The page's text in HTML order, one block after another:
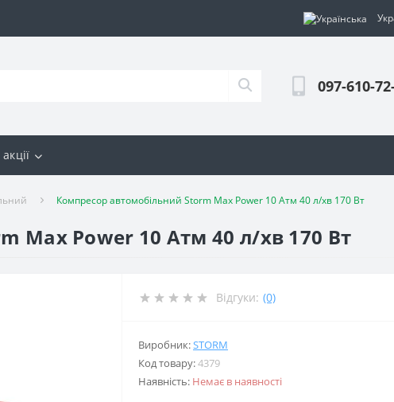
097-610-
Компресор автомобільний Storm Max Power 10 Атм 40 л/хв 170 Вт
Max Power 10 Атм 40 л/хв 170 Вт
Відгуки: (0)
Виробник:STORM
Код товару:4379
Наявність: Немає в наявності